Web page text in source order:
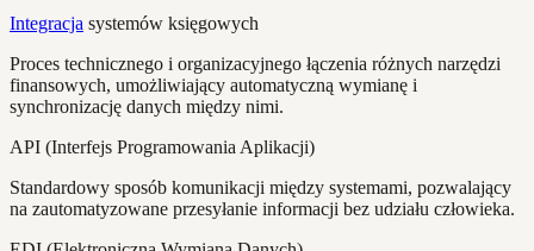
Integracja systemów księgowych
Proces technicznego i organizacyjnego łączenia różnych narzędzi
finansowych, umożliwiający automatyczną wymianę i
synchronizację danych między nimi.
API (Interfejs Programowania Aplikacji)
Standardowy sposób komunikacji między systemami, pozwalający
na zautomatyzowane przesyłanie informacji bez udziału człowieka.